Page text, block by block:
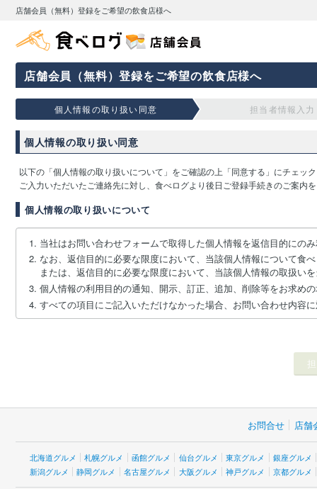
店舗会員（無料）登録をご希望の飲食店様へ
店舗会員（無料）登録をご希望の飲食店様へ
個人情報の取り扱い同意 担当者情報入力
個人情報の取り扱い同意
以下の「個人情報の取り扱いについて」をご確認の上「同意する」にチェッ
ご入力いただいたご連絡先に対し、食べログより後日ご登録手続きのご案内
個人情報の取り扱いについて
当社はお問い合わせフォームで取得した個人情報を返信目的にの
なお、返信目的に必要な限度において、当該個人情報について食
または、返信目的に必要な限度において、当該個人情報の取扱い
個人情報の利用目的の通知、開示、訂正、追加、削除等をお求め
すべての項目にご記入いただけなかった場合、お問い合わせ内容
お問合せ 店舗
北海道グルメ 札幌グルメ 函館グルメ 仙台グルメ 東京グルメ
銀座グルメ
新潟グルメ
静岡グルメ 名古屋グルメ 大阪グルメ 神戸グルメ 京都グルメ